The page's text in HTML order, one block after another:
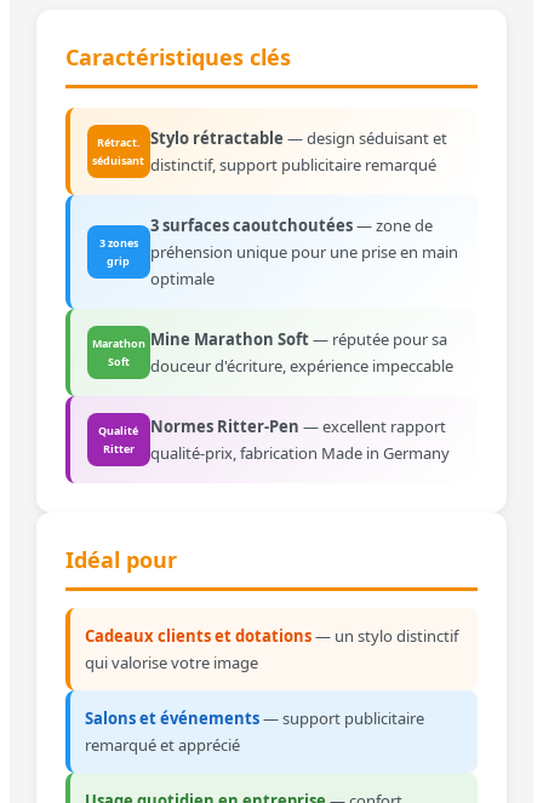
Caractéristiques clés
Rétract.
séduisant
Stylo rétractable — design séduisant et
distinctif, support publicitaire remarqué
3 zones
grip
3 surfaces caoutchoutées— zone de
préhension unique pour une prise en main
optimale
Marathon
Soft
Mine Marathon Soft— réputée pour sa
douceur d'écriture, expérience impeccable
Qualité
Ritter
Normes Ritter-Pen — excellent rapport
qualité-prix, fabrication Made in Germany
Idéal pour
Cadeaux clients et dotations— un stylo distinctif
qui valorise votre image
Salons et événements— support publicitaire
remarqué et apprécié